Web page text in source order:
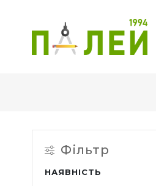
Фільтр
НАЯВНІСТЬ